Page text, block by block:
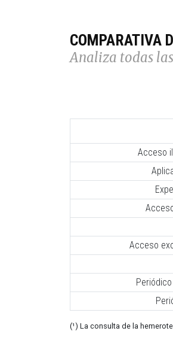
COMPARATIVA
Analiza todas
Acceso
Acceso
(¹) La consulta de la